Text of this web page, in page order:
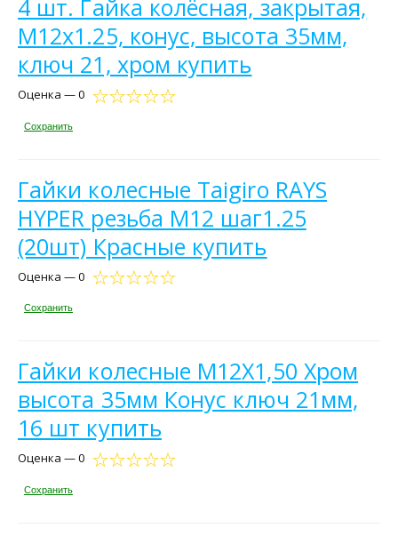
4 шт. Гайка колёсная, закрытая,
М12х1.25, конус, высота 35мм,
ключ 21, хром купить
Оценка — 0
Сохранить
Гайки колесные Taigiro RAYS
HYPER резьба M12 шаг1.25
(20шт) Красные купить
Оценка — 0
Сохранить
Гайки колесные M12X1,50 Хром
высота 35мм Конус ключ 21мм,
16 шт купить
Оценка — 0
Сохранить